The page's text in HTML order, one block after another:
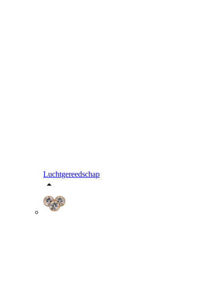
Luchtgereedschap